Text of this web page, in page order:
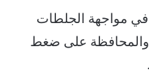
في مواجهة الجلطات
والمحافظة على ضغط